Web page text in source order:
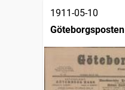
1911-05-10
Göteborgsposten